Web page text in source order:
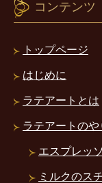
コンテンツ
トップページ
はじめに
ラテアートとは
ラテアートのや
エスプレッ
ミルクのス